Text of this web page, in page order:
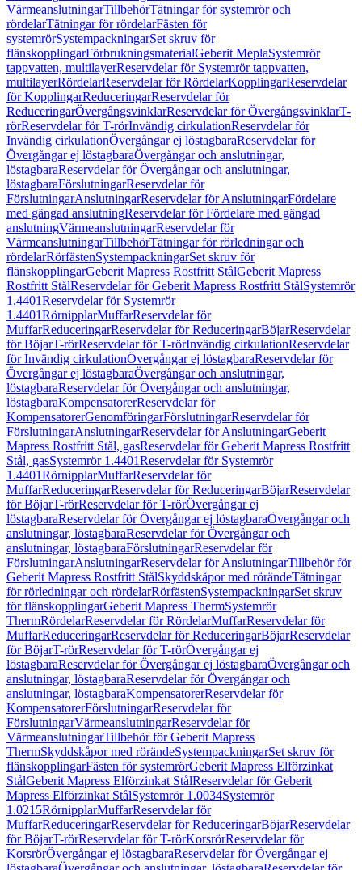
VärmeanslutningarTillbehörTätningar för systemrör och
rördelarTätningar för rördelarFästen för
systemrörSystempackningarSet skruv för
flänskopplingarFörbrukningsmaterialGeberit MeplaSystemrör
tappvatten, multilayerReservdelar för Systemrör tappvatten,
multilayerRördelarReservdelar för RördelarKopplingarReservdelar
för KopplingarReduceringarReservdelar för
ReduceringarÖvergångsvinklarReservdelar för ÖvergångsvinklarT-
rörReservdelar för T-rörInvändig cirkulationReservdelar för
Invändig cirkulationÖvergångar ej löstagbaraReservdelar för
Övergångar ej löstagbaraÖvergångar och anslutningar,
löstagbaraReservdelar för Övergångar och anslutningar,
löstagbaraFörslutningarReservdelar för
FörslutningarAnslutningarReservdelar för AnslutningarFördelare
med gängad anslutningReservdelar för Fördelare med gängad
anslutningVärmeanslutningarReservdelar för
VärmeanslutningarTillbehörTätningar för rörledningar och
rördelarRörfästenSystempackningarSet skruv för
flänskopplingarGeberit Mapress Rostfritt StålGeberit Mapress
Rostfritt StålReservdelar för Geberit Mapress Rostfritt StålSystemrör
1.4401Reservdelar för Systemrör
1.4401RörnipplarMuffarReservdelar för
MuffarReduceringarReservdelar för ReduceringarBöjarReservdelar
för BöjarT-rörReservdelar för T-rörInvändig cirkulationReservdelar
för Invändig cirkulationÖvergångar ej löstagbaraReservdelar för
Övergångar ej löstagbaraÖvergångar och anslutningar,
löstagbaraReservdelar för Övergångar och anslutningar,
löstagbaraKompensatorerReservdelar för
KompensatorerGenomföringarFörslutningarReservdelar för
FörslutningarAnslutningarReservdelar för AnslutningarGeberit
Mapress Rostfritt Stål, gasReservdelar för Geberit Mapress Rostfritt
Stål, gasSystemrör 1.4401Reservdelar för Systemrör
1.4401RörnipplarMuffarReservdelar för
MuffarReduceringarReservdelar för ReduceringarBöjarReservdelar
för BöjarT-rörReservdelar för T-rörÖvergångar ej
löstagbaraReservdelar för Övergångar ej löstagbaraÖvergångar och
anslutningar, löstagbaraReservdelar för Övergångar och
anslutningar, löstagbaraFörslutningarReservdelar för
FörslutningarAnslutningarReservdelar för AnslutningarTillbehör för
Geberit Mapress Rostfritt StålSkyddskåpor med rörändeTätningar
för rörledningar och rördelarRörfästenSystempackningarSet skruv
för flänskopplingarGeberit Mapress ThermSystemrör
ThermRördelarReservdelar för RördelarMuffarReservdelar för
MuffarReduceringarReservdelar för ReduceringarBöjarReservdelar
för BöjarT-rörReservdelar för T-rörÖvergångar ej
löstagbaraReservdelar för Övergångar ej löstagbaraÖvergångar och
anslutningar, löstagbaraReservdelar för Övergångar och
anslutningar, löstagbaraKompensatorerReservdelar för
KompensatorerFörslutningarReservdelar för
FörslutningarVärmeanslutningarReservdelar för
VärmeanslutningarTillbehör för Geberit Mapress
ThermSkyddskåpor med rörändeSystempackningarSet skruv för
flänskopplingarFästen för systemrörGeberit Mapress Elförzinkat
StålGeberit Mapress Elförzinkat StålReservdelar för Geberit
Mapress Elförzinkat StålSystemrör 1.0034Systemrör
1.0215RörnipplarMuffarReservdelar för
MuffarReduceringarReservdelar för ReduceringarBöjarReservdelar
för BöjarT-rörReservdelar för T-rörKorsrörReservdelar för
KorsrörÖvergångar ej löstagbaraReservdelar för Övergångar ej